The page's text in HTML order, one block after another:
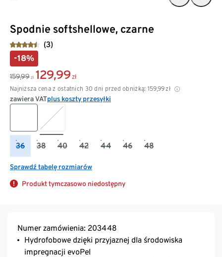
Spodnie softshellowe, czarne
(3)
-18%
159,99 zł 129,99 zł
Najniższa cena z ostatnich 30 dni przed obniżką: 159,99 zł
zawiera VATplus koszty przesyłki
36 38 40 42 44 46 48
Sprawdź tabelę rozmiarów
Produkt tymczasowo niedostępny
Numer zamówienia: 203448
Hydrofobowe dzięki przyjaznej dla środowiska
impregnacji evoPel